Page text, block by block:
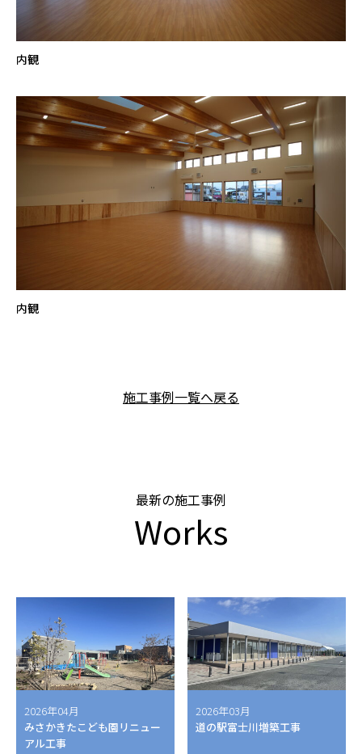
内観
内観
施工事例一覧へ戻る
最新の施工事例
Works
2026年04月
みさかきたこども園リニュー
アル工事
2026年03月
道の駅富士川増築工事